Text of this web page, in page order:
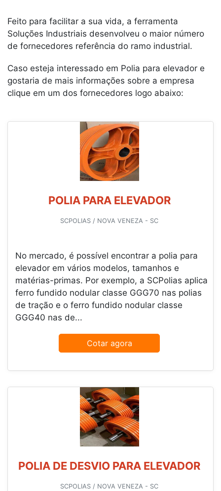
Feito para facilitar a sua vida, a ferramenta
Soluções Industriais desenvolveu o maior número
de fornecedores referência do ramo industrial.
Caso esteja interessado em Polia para elevador e
gostaria de mais informações sobre a empresa
clique em um dos fornecedores logo abaixo:
POLIA PARA ELEVADOR
SCPOLIAS / NOVA VENEZA - SC
No mercado, é possível encontrar a polia para
elevador em vários modelos, tamanhos e
matérias-primas. Por exemplo, a SCPolias aplica
ferro fundido nodular classe GGG70 nas polias
de tração e o ferro fundido nodular classe
GGG40 nas de...
Cotar agora
POLIA DE DESVIO PARA ELEVADOR
SCPOLIAS / NOVA VENEZA - SC